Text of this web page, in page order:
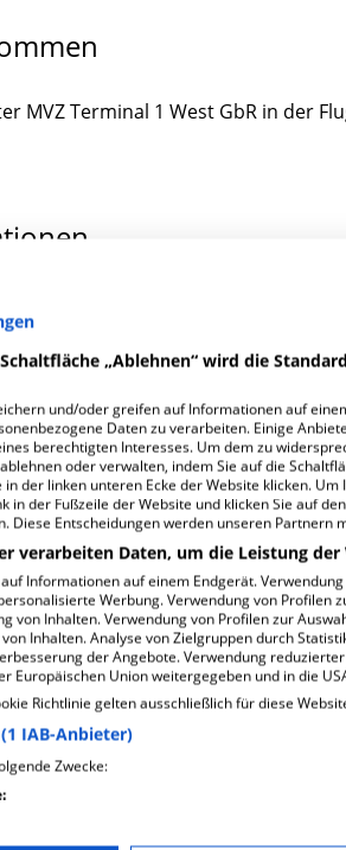
MVZ Terminal 1 West GbR in der
gestellte Fragen zu dieser Klinik.
von Airport Medical Center
von Airport Medical
„Ablehnen“ wird die
und/oder greifen auf Informationen auf
Daten zu verarbeiten. Einige
berechtigten Interesses. Um dem zu
oder verwalten, indem Sie auf die
der linken unteren Ecke der Website klicken.
in der Fußzeile der Website und klicken Sie auf
Diese Entscheidungen werden unseren
verarbeiten Daten, um die Leistung
Informationen auf einem Endgerät.
Werbung. Verwendung von Profilen
von Inhalten. Verwendung von Profilen zur
Inhalten. Analyse von Zielgruppen durch
der Angebote. Verwendung
Europäischen Union weitergegeben und in die
Richtlinie gelten ausschließlich für diese
IAB-Anbieter)
Zwecke: